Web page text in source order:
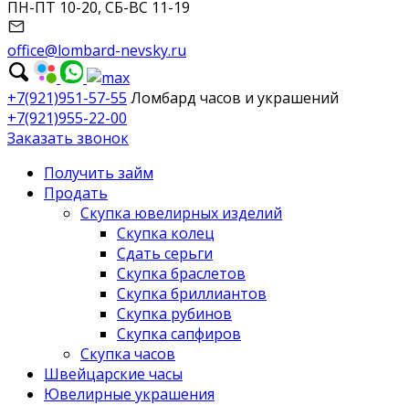
ПН-ПТ 10-20, СБ-ВС 11-19
office@lombard-nevsky.ru
+7(921)951-57-55 Ломбард часов и украшений
+7(921)955-22-00
Заказать звонок
Получить займ
Продать
Скупка ювелирных изделий
Скупка колец
Сдать серьги
Скупка браслетов
Скупка бриллиантов
Скупка рубинов
Скупка сапфиров
Скупка часов
Швейцарские часы
Ювелирные украшения